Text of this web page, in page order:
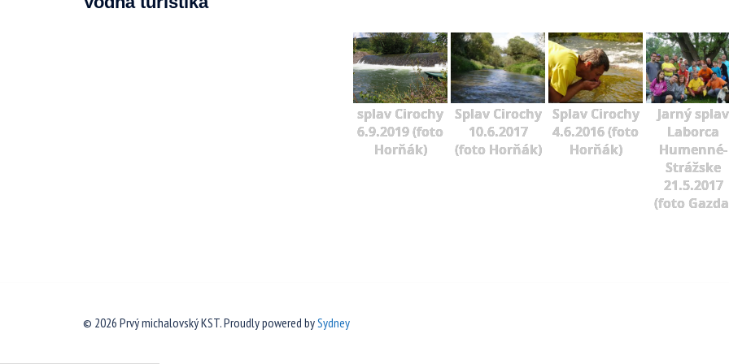
splav Cirochy
6.9.2019 (foto
Horňák)
Splav Cirochy
10.6.2017
(foto Horňák)
Splav Cirochy
4.6.2016 (foto
Horňák)
Jarný splav
Laborca
Humenné-
Strážske
21.5.2017
(foto
© 2026 Prvý michalovský KST. Proudly powered bySydney